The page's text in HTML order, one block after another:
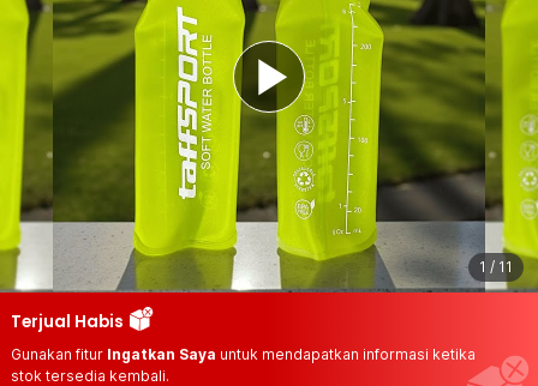
1 / 11
Terjual Habis
Gunakan fitur Ingatkan Saya untuk mendapatkan informasi ketika
stok tersedia kembali.